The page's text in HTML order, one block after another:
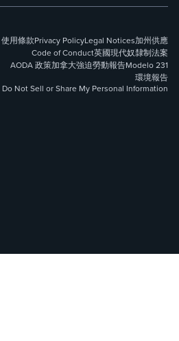
使用條款Privacy PolicyLegal Notices加州供應
Code of Conduct英國現代奴隸制法案
AODA 政策加拿大強迫勞動報告Modelo 231
環境報告
Do Not Sell or Share My Personal Information